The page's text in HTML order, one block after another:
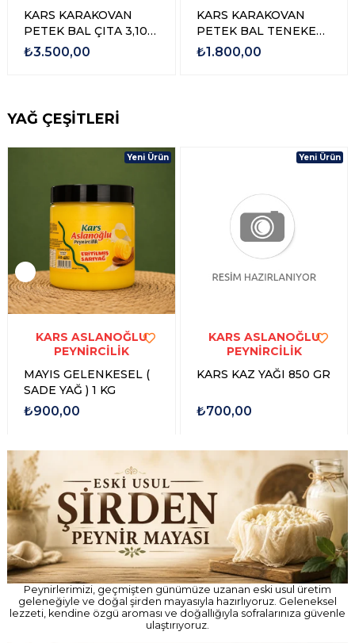
KARS KARAKOVAN
PETEK BAL ÇITA 3,100
gr - 3,500 gr
₺3.500,00
KARS KARAKOVAN
PETEK BAL TENEKE
1,500 GR - 1,750 GR
₺1.800,00
YAĞ ÇEŞİTLERİ
KARS ASLANOĞLU
PEYNİRCİLİK
MAYIS GELENKESEL (
SADE YAĞ ) 1 KG
₺900,00
Yeni Ürün
KARS ASLANOĞLU
PEYNİRCİLİK
KARS KAZ YAĞI 850 GR
₺700,00
Yeni Ürün
Peynirlerimizi, geçmişten günümüze uzanan eski usul üretim
geleneğiyle ve doğal şirden mayasıyla hazırlıyoruz. Geleneksel
lezzeti, kendine özgü aroması ve doğallığıyla sofralarınıza güvenle
ulaştırıyoruz.